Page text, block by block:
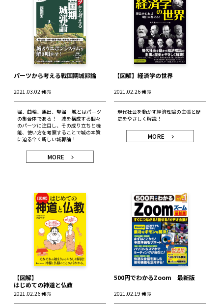
パーツから考える戦国期城郭論
2021.03.02 発売
堀、曲輪、馬出、竪堀…城とはパーツ
の集合体である！ 城を構成する個々
のパーツに注目し、その成り立ちと機
能、使い方を考察することで城の本質
に迫る全く新しい城郭論！
MORE
【図解】経済学の世界
2021.02.26 発売
現代社会を動かす経済理論の主張と歴
史をやさしく解説！
MORE
【図解】
はじめての神道と仏教
2021.02.26 発売
500円でわかるZoom 最新版
2021.02.19 発売